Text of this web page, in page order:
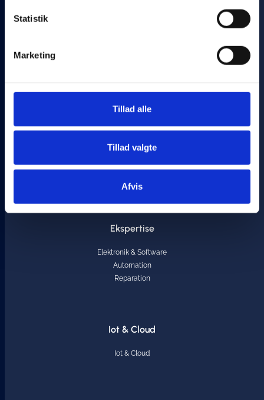
Statistik
Marketing
Tillad alle
Tillad valgte
Afvis
Med Hennodahl som samarbejdspartner er du sikret
et grundigt forløb og et værdifuldt resultat.
Website af Jysk Webbureau i Aarhus
Ekspertise
Elektronik & Software
Automation
Reparation
Iot & Cloud
Iot & Cloud
© 2026 Hennodahl Electronic.. All rights reserved.